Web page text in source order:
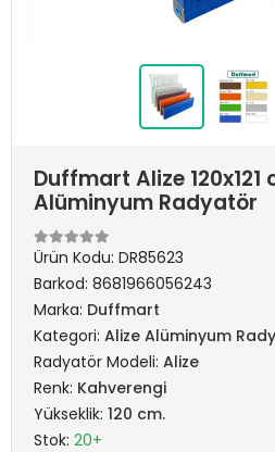
Duffmart Alize
Alüminyum Radyatör
Ürün Kodu: DR85623
Barkod: 8681966056243
Marka: Duffmart
Kategori: Alize Alüminyum
Radyatör Modeli: Alize
Renk: Kahverengi
Yükseklik: 120 cm.
Stok: 20+